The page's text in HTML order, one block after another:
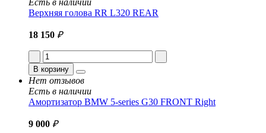
Верхняя голова RR L320 REAR
18 150 ₽
В корзину
Нет отзывов
Есть в наличии
Амортизатор BMW 5-series G30 FRONT Right
9 000 ₽